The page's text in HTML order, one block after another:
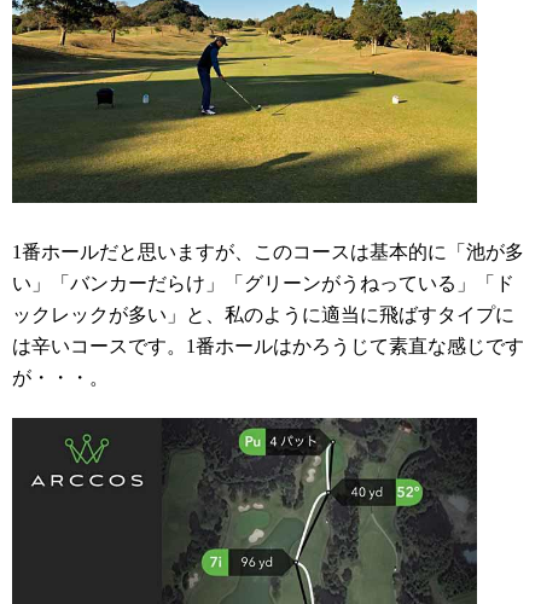
1番ホールだと思いますが、このコースは基本的に「池が多
い」「バンカーだらけ」「グリーンがうねっている」「ド
ックレックが多い」と、私のように適当に飛ばすタイプに
は辛いコースです。1番ホールはかろうじて素直な感じです
が・・・。